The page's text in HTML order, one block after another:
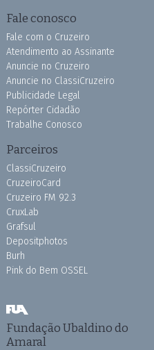
Fale conosco
Fale com o Cruzeiro
Atendimento ao Assinante
Anuncie no Cruzeiro
Anuncie no ClassiCruzeiro
Publicidade Legal
Repórter Cidadão
Trabalhe Conosco
Parceiros
ClassiCruzeiro
CruzeiroCard
Cruzeiro FM 92.3
CruxLab
Grafsul
Depositphotos
Burh
Pink do Bem OSSEL
Fundação Ubaldino do
Amaral